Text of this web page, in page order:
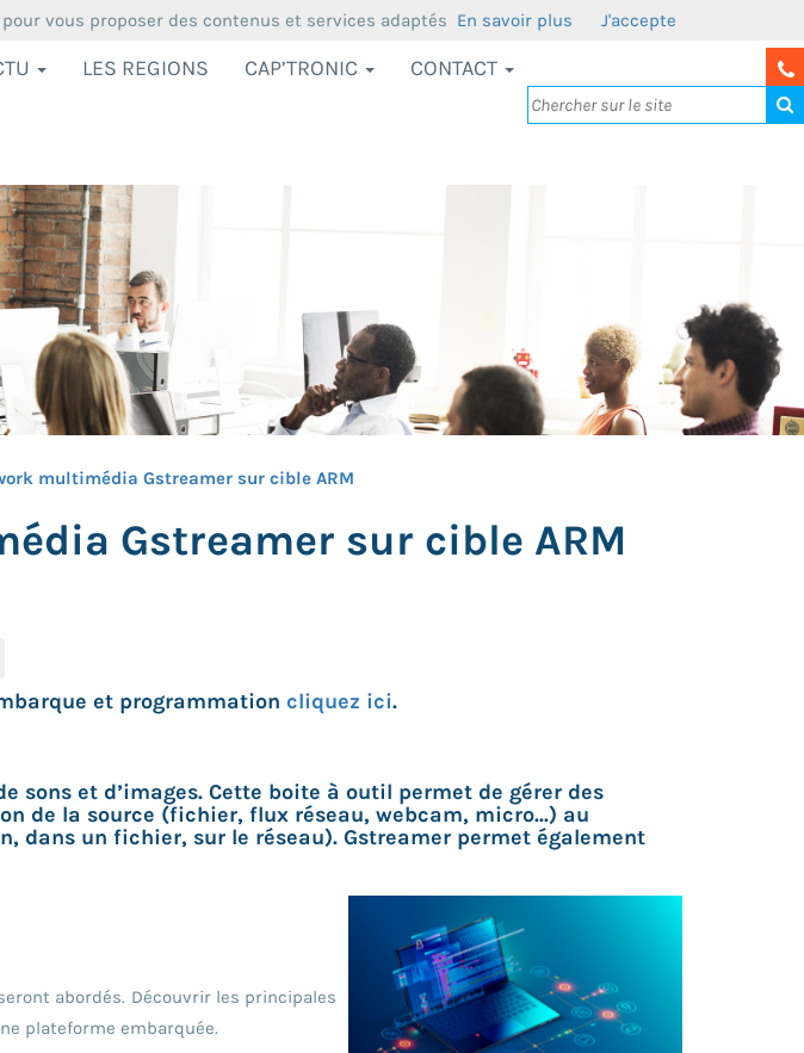
LES REGIONS CAP’TRONIC CONTACT
multimédia Gstreamer sur cible ARM
Gstreamer sur cible ARM
et programmation cliquez ici.
et d’images. Cette boite à outil permet de gérer des
de la source (fichier, flux réseau, webcam, micro...) au
dans un fichier, sur le réseau). Gstreamer permet également
abordés. Découvrir les principales
plateforme embarquée.
vous proposer des contenus et services adaptés En savoir plus J'accepte